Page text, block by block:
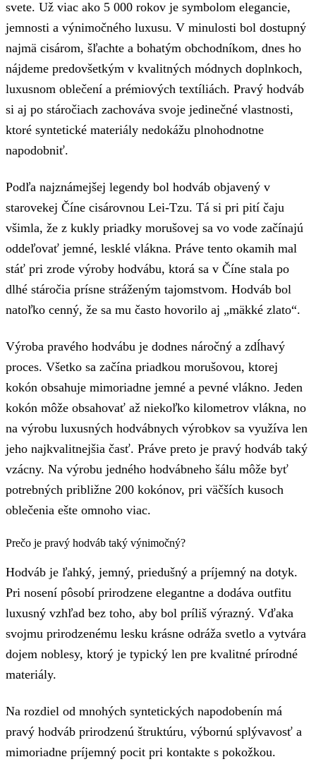
svete. Už viac ako 5 000 rokov je symbolom elegancie,
jemnosti a výnimočného luxusu. V minulosti bol dostupný
najmä cisárom, šľachte a bohatým obchodníkom, dnes ho
nájdeme predovšetkým v kvalitných módnych doplnkoch,
luxusnom oblečení a prémiových textíliách. Pravý hodváb
si aj po stáročiach zachováva svoje jedinečné vlastnosti,
ktoré syntetické materiály nedokážu plnohodnotne
napodobniť.
Podľa najznámejšej legendy bol hodváb objavený v
starovekej Číne cisárovnou Lei-Tzu. Tá si pri pití čaju
všimla, že z kukly priadky morušovej sa vo vode začínajú
oddeľovať jemné, lesklé vlákna. Práve tento okamih mal
stáť pri zrode výroby hodvábu, ktorá sa v Číne stala po
dlhé stáročia prísne stráženým tajomstvom. Hodváb bol
natoľko cenný, že sa mu často hovorilo aj „mäkké zlato“.
Výroba pravého hodvábu je dodnes náročný a zdĺhavý
proces. Všetko sa začína priadkou morušovou, ktorej
kokón obsahuje mimoriadne jemné a pevné vlákno. Jeden
kokón môže obsahovať až niekoľko kilometrov vlákna, no
na výrobu luxusných hodvábnych výrobkov sa využíva len
jeho najkvalitnejšia časť. Práve preto je pravý hodváb taký
vzácny. Na výrobu jedného hodvábneho šálu môže byť
potrebných približne 200 kokónov, pri väčších kusoch
oblečenia ešte omnoho viac.
Prečo je pravý hodváb taký výnimočný?
Hodváb je ľahký, jemný, priedušný a príjemný na dotyk.
Pri nosení pôsobí prirodzene elegantne a dodáva outfitu
luxusný vzhľad bez toho, aby bol príliš výrazný. Vďaka
svojmu prirodzenému lesku krásne odráža svetlo a vytvára
dojem noblesy, ktorý je typický len pre kvalitné prírodné
materiály.
Na rozdiel od mnohých syntetických napodobenín má
pravý hodváb prirodzenú štruktúru, výbornú splývavosť a
mimoriadne príjemný pocit pri kontakte s pokožkou.